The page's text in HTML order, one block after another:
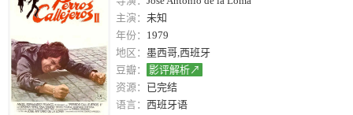
主演： 未知
年份： 1979
地区： 墨西哥,西班牙
豆瓣：
影评解析↗
资源： 已完结
语言： 西班牙语